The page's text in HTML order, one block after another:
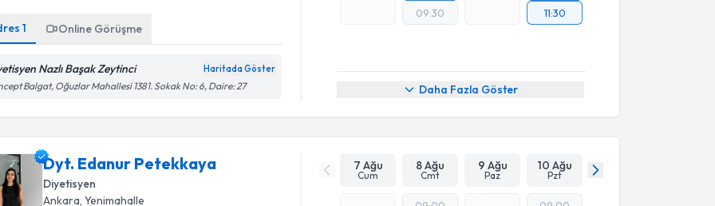
1 Online Görüşme
Nazlı Başak Zeytinci Haritada Göster
Balgat, Oğuzlar Mahallesi 1381. Sokak No: 6, Daire: 27
09:30
11:30
Daha Fazla Göster
Dyt. Edanur Petekkaya
Diyetisyen
Ankara, Yenimahalle
7 Ağu
Cum
8 Ağu
Cmt
9 Ağu
Paz
10 Ağu
Pzt